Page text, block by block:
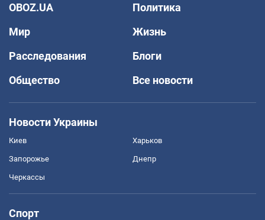
OBOZ.UA
Политика
Мир
Жизнь
Расследования
Блоги
Общество
Все новости
Новости Украины
Киев Харьков
Запорожье Днепр
Черкассы
Спорт